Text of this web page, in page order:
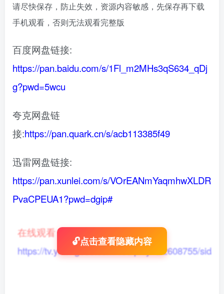
请尽快保存，防止失效，资源内容敏感，先保存再下载
手机观看，否则无法观看完整版
百度网盘链接:
https://pan.baidu.com/s/1Fl_m2MHs3qS634_qDj
g?pwd=5wcu
夸克网盘链
接:https://pan.quark.cn/s/acb113385f49
迅雷网盘链接:
https://pan.xunlei.com/s/VOrEANmYaqmhwXLDR
PvaCPEUA1?pwd=dgip#
在线观看：
https://tv.yikong666.com/vod/play/id/2608755/sid/